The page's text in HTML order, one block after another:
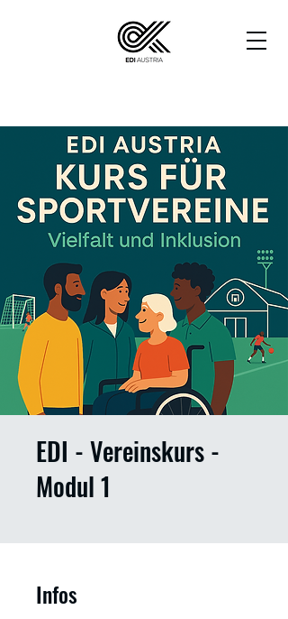
EDI - Vereinskurs -
Modul 1
Infos